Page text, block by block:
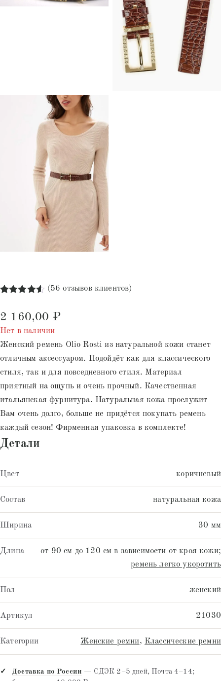
на основе
опроса
пользователей
(56 отзывов клиентов)
2 160,00 ₽
Нет в наличии
Женский ремень Olio Rosti из натуральной кожи станет
отличным аксессуаром. Подойдёт как для классического
стиля, так и для повседневного стиля. Материал
приятный на ощупь и очень прочный. Качественная
итальянская фурнитура. Натуральная кожа прослужит
Вам очень долго, больше не придётся покупать ремень
каждый сезон! Фирменная упаковка в комплекте!
Детали
Цвет коричневый
Состав натуральная кожа
Ширина 30 мм
Длина
от 90 см до 120 см в зависимости от кроя кожи;
ремень легко укоротить
Пол женский
Артикул 21030
Категории Женские ремни, Классические ремни
Доставка по России — СДЭК 2–5 дней, Почта 4–14;